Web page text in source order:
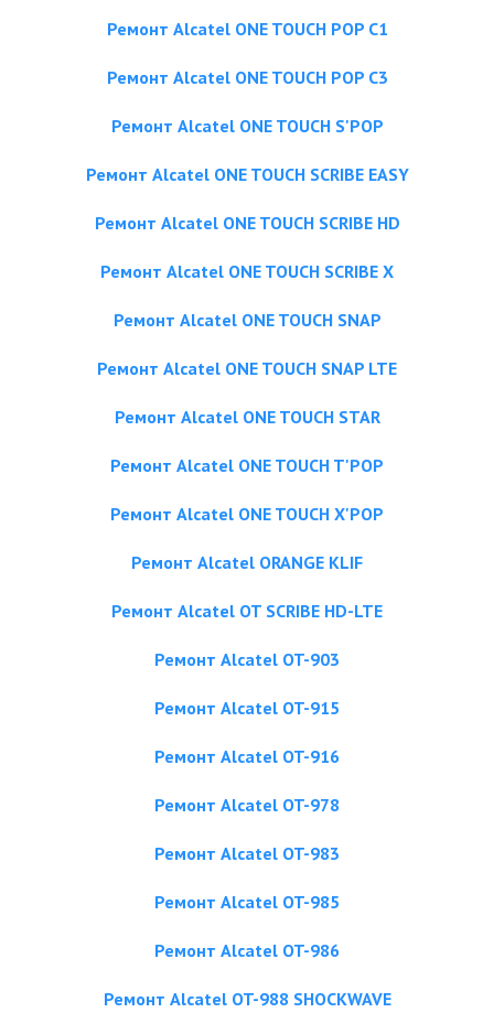
Ремонт Alcatel ONE TOUCH POP C1
Ремонт Alcatel ONE TOUCH POP C3
Ремонт Alcatel ONE TOUCH S'POP
Ремонт Alcatel ONE TOUCH SCRIBE EASY
Ремонт Alcatel ONE TOUCH SCRIBE HD
Ремонт Alcatel ONE TOUCH SCRIBE X
Ремонт Alcatel ONE TOUCH SNAP
Ремонт Alcatel ONE TOUCH SNAP LTE
Ремонт Alcatel ONE TOUCH STAR
Ремонт Alcatel ONE TOUCH T'POP
Ремонт Alcatel ONE TOUCH X'POP
Ремонт Alcatel ORANGE KLIF
Ремонт Alcatel OT SCRIBE HD-LTE
Ремонт Alcatel OT-903
Ремонт Alcatel OT-915
Ремонт Alcatel OT-916
Ремонт Alcatel OT-978
Ремонт Alcatel OT-983
Ремонт Alcatel OT-985
Ремонт Alcatel OT-986
Ремонт Alcatel OT-988 SHOCKWAVE